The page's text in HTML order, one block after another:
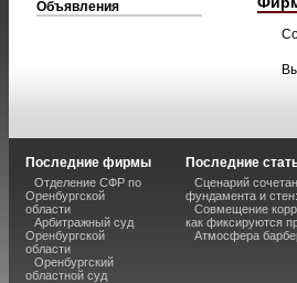
Объявления
Последние фирмы
Отделение СФР по
Оренбургской
области
Арбитражный суд
Оренбургской
области
Оренбургский
областной суд
Последние
Сценарий
фундамента и
Совмещение
как фиксируются
Атмосфера